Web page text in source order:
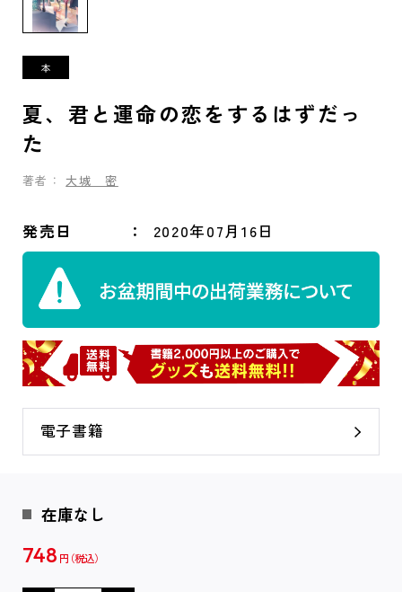
夏、君と運命の恋をするはずだっ
た
著者： 大城 密
発売日 2020年07月16日
電子書籍
在庫なし
748 円